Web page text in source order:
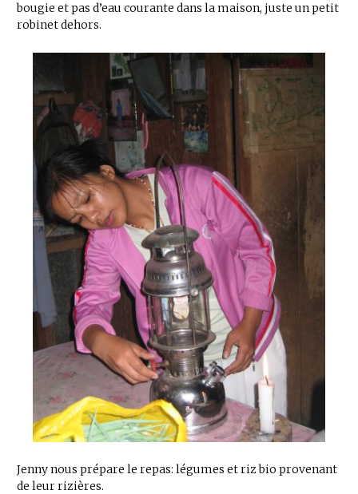
bougie et pas d’eau courante dans la maison, juste un petit
robinet dehors.
Jenny nous prépare le repas: légumes et riz bio provenant
de leur rizières.